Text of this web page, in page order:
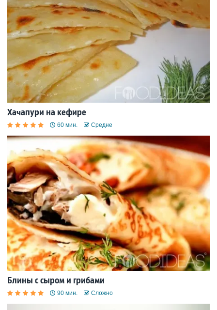
Хачапури на кефире
60 мин. Средне
Блины с сыром и грибами
90 мин. Сложно